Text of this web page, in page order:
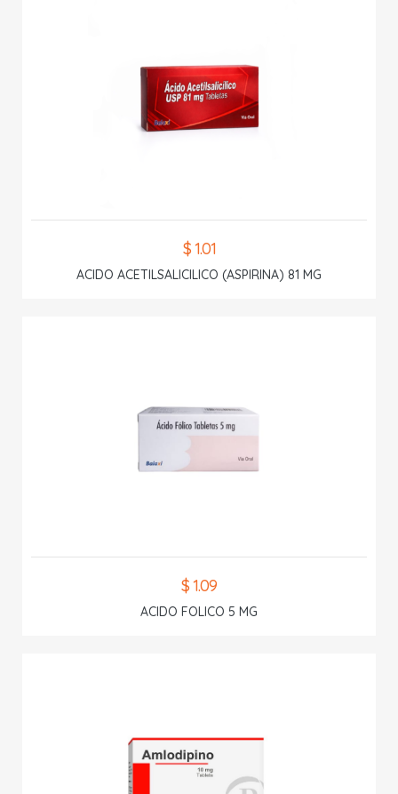
$ 1.01
ACIDO ACETILSALICILICO (ASPIRINA) 81 MG
$ 1.09
ACIDO FOLICO 5 MG